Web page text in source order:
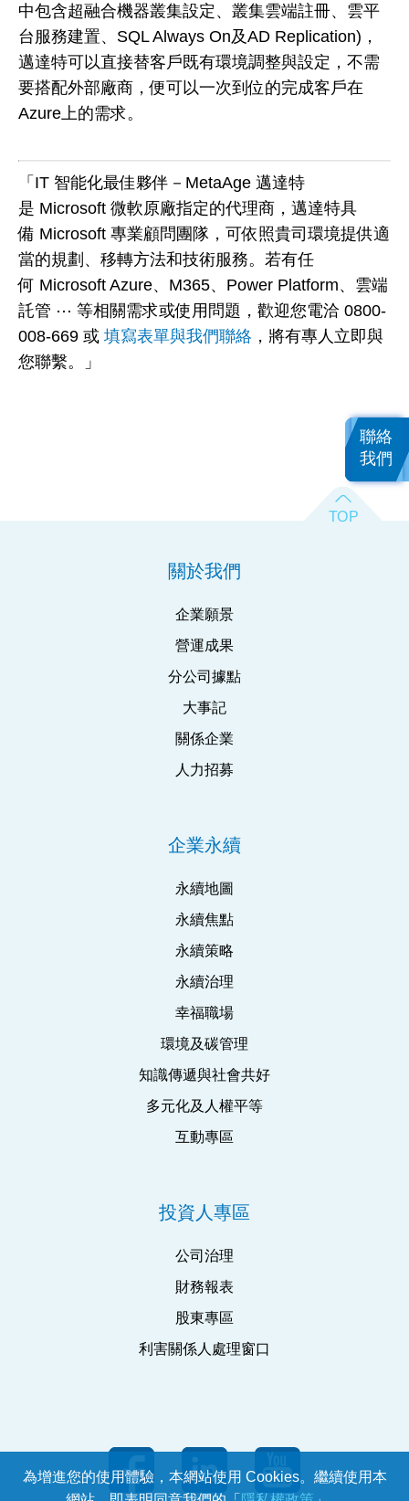
中包含超融合機器叢集設定、叢集雲端註冊、雲平
台服務建置、SQL Always On及AD Replication)，
邁達特可以直接替客戶既有環境調整與設定，不需
要搭配外部廠商，便可以一次到位的完成客戶在
Azure上的需求。
「IT 智能化最佳夥伴－MetaAge 邁達特
是 Microsoft 微軟原廠指定的代理商，邁達特具
備 Microsoft 專業顧問團隊，可依照貴司環境提供適
當的規劃、移轉方法和技術服務。若有任
何 Microsoft Azure、M365、Power Platform、雲端
託管 ⋯ 等相關需求或使用問題，歡迎您電洽 0800-
008-669 或 填寫表單與我們聯絡 ，將有專人立即與
您聯繫。」
關於我們
企業願景
營運成果
分公司據點
大事記
關係企業
人力招募
企業永續
永續地圖
永續焦點
永續策略
永續治理
幸福職場
環境及碳管理
知識傳遞與社會共好
多元化及人權平等
互動專區
投資人專區
公司治理
財務報表
股東專區
利害關係人處理窗口
為增進您的使用體驗，本網站使用 Cookies。繼續使用本
聯絡
我們